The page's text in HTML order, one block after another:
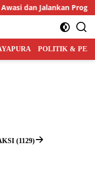
dan Jalankan Program
POLITIK &
(1129)